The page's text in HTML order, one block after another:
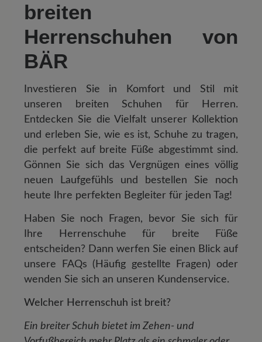
breiten
Herrenschuhen von
BÄR
Investieren Sie in Komfort und Stil mit
unseren breiten Schuhen für Herren.
Entdecken Sie die Vielfalt unserer Kollektion
und erleben Sie, wie es ist, Schuhe zu tragen,
die perfekt auf breite Füße abgestimmt sind.
Gönnen Sie sich das Vergnügen eines völlig
neuen Laufgefühls und bestellen Sie noch
heute Ihre perfekten Begleiter für jeden Tag!
Haben Sie noch Fragen, bevor Sie sich für
Ihre Herrenschuhe für breite Füße
entscheiden? Dann werfen Sie einen Blick auf
unsere FAQs (Häufig gestellte Fragen) oder
wenden Sie sich an unseren Kundenservice.
Welcher Herrenschuh ist breit?
Ein breiter Schuh bietet im Zehen- und